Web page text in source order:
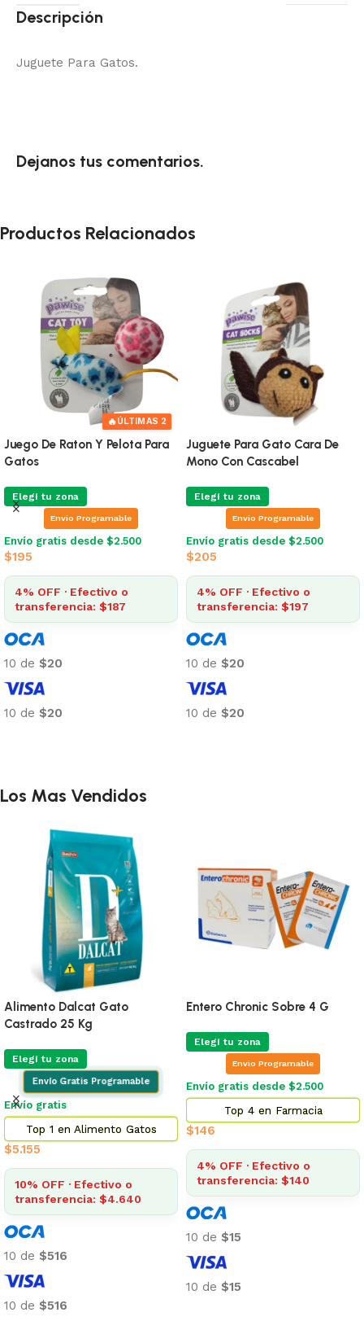
Descripción
Juguete Para Gatos.
Dejanos tus comentarios.
Productos Relacionados
🔥ÚLTIMAS 2
Juego De Raton Y Pelota Para
Gatos
Elegí tu zona
Envio Programable
Envío gratis desde $2.500
$195
4% OFF · Efectivo o
transferencia: $187
10 de $20
10 de $20
Juguete Para Gato Cara De
Mono Con Cascabel
Elegí tu zona
Envio Programable
Envío gratis desde $2.500
$205
4% OFF · Efectivo o
transferencia: $197
10 de $20
10 de $20
Los Mas Vendidos
Alimento Dalcat Gato
Castrado 25 Kg
Elegí tu zona
Envío Gratis Programable
Envío gratis
Top 1 en Alimento Gatos
$5.155
10% OFF · Efectivo o
transferencia: $4.640
10 de $516
10 de $516
Entero Chronic Sobre 4 G
Elegí tu zona
Envio Programable
Envío gratis desde $2.500
Top 4 en Farmacia
$146
4% OFF · Efectivo o
transferencia: $140
10 de $15
10 de $15